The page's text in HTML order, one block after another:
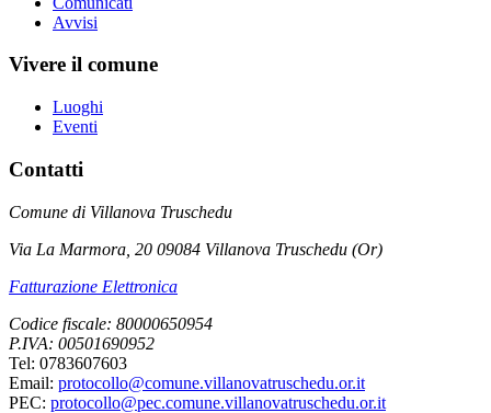
Avvisi
Vivere il comune
Luoghi
Eventi
Contatti
Comune di Villanova Truschedu
Via La Marmora, 20 09084 Villanova Truschedu (Or)
Fatturazione Elettronica
Codice fiscale: 80000650954
P.IVA: 00501690952
Tel: 0783607603
Email: protocollo@comune.villanovatruschedu.or.it
PEC: protocollo@pec.comune.villanovatruschedu.or.it